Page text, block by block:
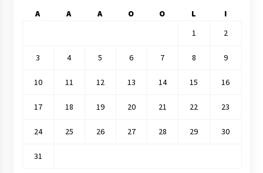
A A A O O L
I
1
2
3 4 5 6 7 8 9
10 11 12 13 14 15 16
17 18 19 20 21 22 23
24 25 26 27 28 29 30
31